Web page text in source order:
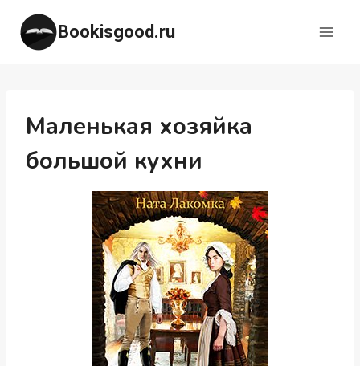
Перейти
содержимому
Bookisgood.ru
Маленькая хозяйка
большой кухни